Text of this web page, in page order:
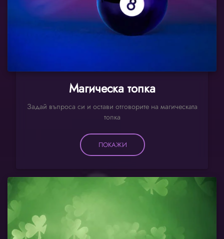
Магическа топка
Задай въпроса си и остави отговорите на магическата
топка
ПОКАЖИ